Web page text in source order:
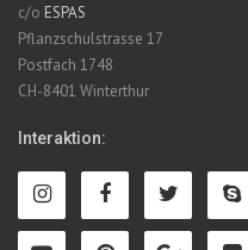
c/o ESPAS
Pflanzschulstrasse 17
Postfach 1748
CH-8401 Winterthur
Interaktion: